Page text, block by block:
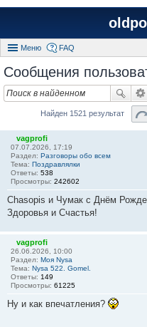
Меню FAQ
Сообщения
Найден 1521 результат
vagprofi
07.07.2026, 17:19
Раздел: Разговоры обо всем
Тема: Поздравлялки
Ответы: 538
Просмотры: 242602
Chasopis и Чумак с Днём
Здоровья и Счастья!
vagprofi
26.06.2026, 10:00
Раздел: Моя Nysa
Тема: Nysa 522. Gomel.
Ответы: 149
Просмотры: 61225
Ну и как впечатления?